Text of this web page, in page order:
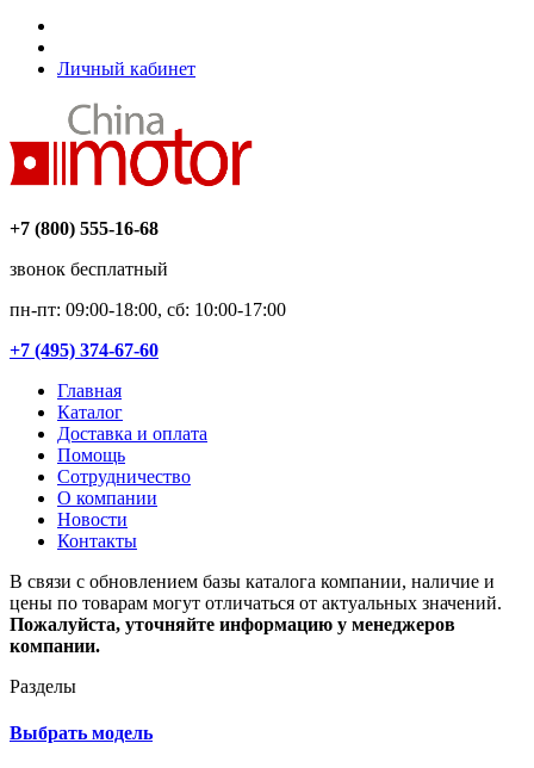
Личный кабинет
+7 (800) 555-16-68
звонок бесплатный
пн-пт: 09:00-18:00, сб: 10:00-17:00
+7 (495) 374-67-60
Главная
Каталог
Доставка и оплата
Помощь
Сотрудничество
О компании
Новости
Контакты
В связи с обновлением базы каталога компании, наличие и
цены по товарам могут отличаться от актуальных значений.
Пожалуйста, уточняйте информацию у менеджеров
компании.
Разделы
Выбрать модель